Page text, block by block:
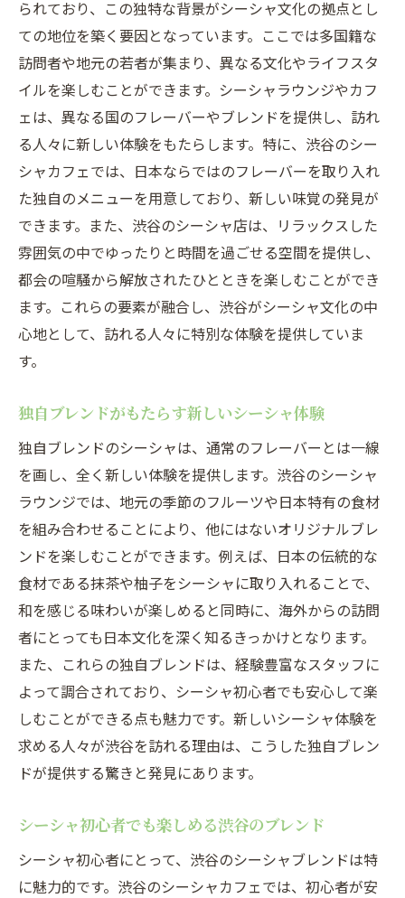
渋谷のシーシャバーで味わう地元の魅力
地元食材でシーシャに新たな風味を加える
渋谷の味覚をシーシャで楽しむ方法
季節のフルーツが彩るシーシャの調合術
四季折々のフルーツが持つ魅力
季節ごとのおすすめフルーツブレンド
フルーツがもたらすシーシャの新しい魅力
渋谷で楽しむ旬のフルーツシーシャ
果物の選び方で変わるシーシャの味わい
季節感を取り入れたシーシャの楽しみ方
シーシャブレンドで味わう渋谷の四季
渋谷で味わう四季のシーシャブレンド
季節感溢れる渋谷のシーシャ体験
シーズン限定ブレンドの楽しみ方
渋谷で体感する四季のシーシャ
渋谷の隠れ家シーシャバーで特別な一服を
渋谷の隠れた名店で過ごす贅沢な時間
隠れ家バーで楽しむシーシャの真髄
特別な空間で味わうシーシャの魅力
隠れ家でしか味わえないシーシャブレンド
シーシャバーが提供する特別な時間
渋谷の隠れ家で感じるシーシャの深み
日本特有の食材を活かしたシーシャの秘密
日本文化とシーシャの融合を楽しむ
抹茶や柚子を使った独自のブレンド
和風シーシャが渋谷で人気の理由
られており、この独特な背景がシーシャ文化の拠点とし
ての地位を築く要因となっています。ここでは多国籍な
訪問者や地元の若者が集まり、異なる文化やライフスタ
イルを楽しむことができます。シーシャラウンジやカフ
ェは、異なる国のフレーバーやブレンドを提供し、訪れ
る人々に新しい体験をもたらします。特に、渋谷のシー
シャカフェでは、日本ならではのフレーバーを取り入れ
た独自のメニューを用意しており、新しい味覚の発見が
できます。また、渋谷のシーシャ店は、リラックスした
雰囲気の中でゆったりと時間を過ごせる空間を提供し、
都会の喧騒から解放されたひとときを楽しむことができ
ます。これらの要素が融合し、渋谷がシーシャ文化の中
心地として、訪れる人々に特別な体験を提供していま
す。
独自ブレンドがもたらす新しいシーシャ体験
独自ブレンドのシーシャは、通常のフレーバーとは一線
を画し、全く新しい体験を提供します。渋谷のシーシャ
ラウンジでは、地元の季節のフルーツや日本特有の食材
を組み合わせることにより、他にはないオリジナルブレ
ンドを楽しむことができます。例えば、日本の伝統的な
食材である抹茶や柚子をシーシャに取り入れることで、
和を感じる味わいが楽しめると同時に、海外からの訪問
者にとっても日本文化を深く知るきっかけとなります。
また、これらの独自ブレンドは、経験豊富なスタッフに
よって調合されており、シーシャ初心者でも安心して楽
しむことができる点も魅力です。新しいシーシャ体験を
求める人々が渋谷を訪れる理由は、こうした独自ブレン
ドが提供する驚きと発見にあります。
シーシャ初心者でも楽しめる渋谷のブレンド
シーシャ初心者にとって、渋谷のシーシャブレンドは特
に魅力的です。渋谷のシーシャカフェでは、初心者が安